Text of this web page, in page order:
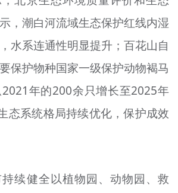
，潮白河流域生态保护红线内湿
水系连通性明显提升；百花山自
保护物种国家一级保护动物褐马
年的200余只增长至2025年
态系统格局持续优化，保护成效
续健全以植物园、动物园、救